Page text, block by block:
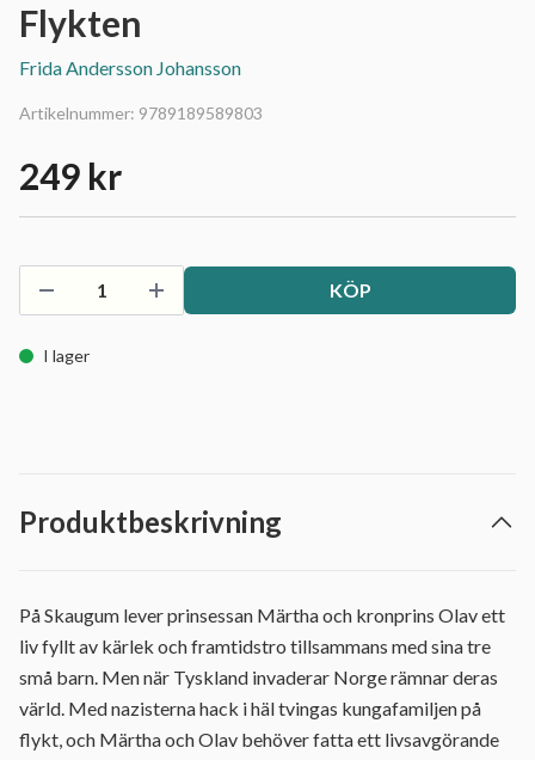
Flykten
Frida Andersson Johansson
Artikelnummer: 9789189589803
249 kr
KÖP
I lager
Produktbeskrivning
På Skaugum lever prinsessan Märtha och kronprins Olav ett
liv fyllt av kärlek och framtidstro tillsammans med sina tre
små barn. Men när Tyskland invaderar Norge rämnar deras
värld. Med nazisterna hack i häl tvingas kungafamiljen på
flykt, och Märtha och Olav behöver fatta ett livsavgörande